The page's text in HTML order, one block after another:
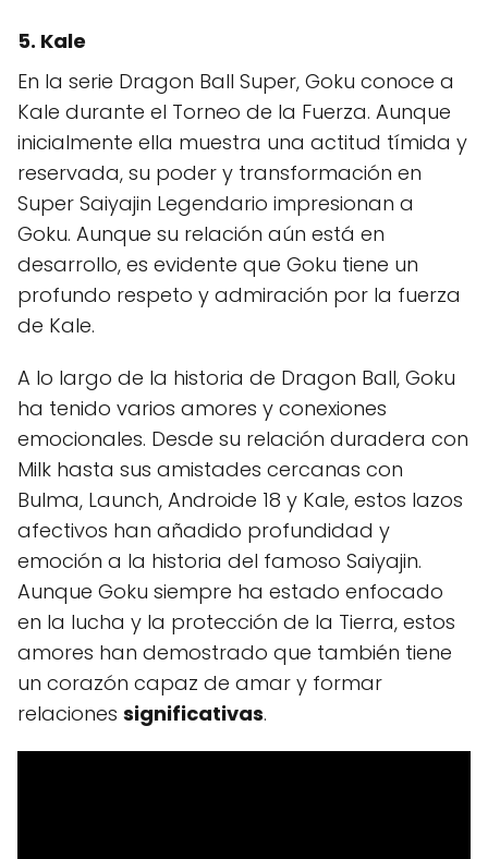
5. Kale
En la serie Dragon Ball Super, Goku conoce a
Kale durante el Torneo de la Fuerza. Aunque
inicialmente ella muestra una actitud tímida y
reservada, su poder y transformación en
Super Saiyajin Legendario impresionan a
Goku. Aunque su relación aún está en
desarrollo, es evidente que Goku tiene un
profundo respeto y admiración por la fuerza
de Kale.
A lo largo de la historia de Dragon Ball, Goku
ha tenido varios amores y conexiones
emocionales. Desde su relación duradera con
Milk hasta sus amistades cercanas con
Bulma, Launch, Androide 18 y Kale, estos lazos
afectivos han añadido profundidad y
emoción a la historia del famoso Saiyajin.
Aunque Goku siempre ha estado enfocado
en la lucha y la protección de la Tierra, estos
amores han demostrado que también tiene
un corazón capaz de amar y formar
relaciones significativas.